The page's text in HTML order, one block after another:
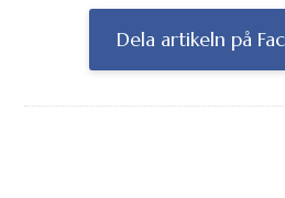
Dela artikeln på